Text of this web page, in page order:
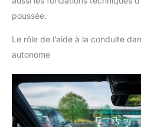
poussée.
Le rôle de l’aide à la conduite
autonome